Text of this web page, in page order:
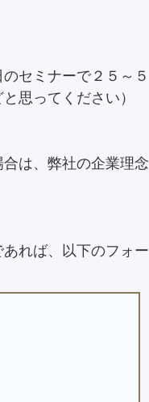
セミナーで２５～５
思ってください）
は、弊社の企業理念
れば、以下のフォー